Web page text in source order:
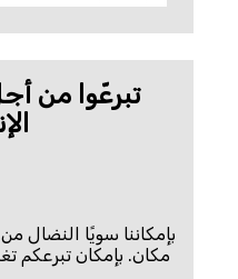
تبرعّوا من
بإمكاننا سويًا
مكان. بإمكان تبرعكم